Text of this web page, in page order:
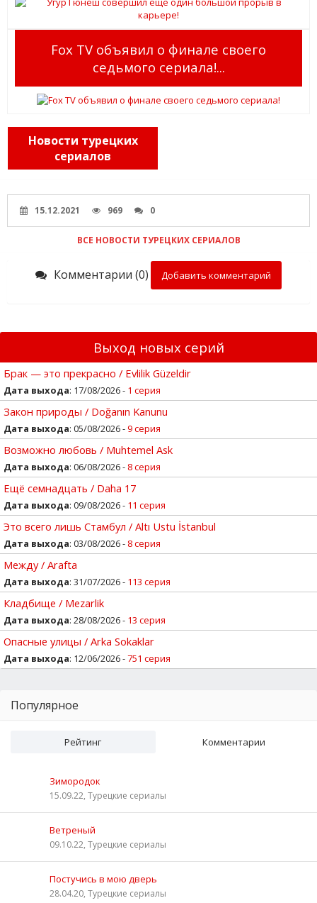
Fox TV объявил о финале своего
седьмого сериала!...
Новости турецких
сериалов
15.12.2021 969 0
ВСЕ НОВОСТИ ТУРЕЦКИХ СЕРИАЛОВ
Комментарии (0) Добавить комментарий
Выход новых серий
Брак — это прекрасно / Evlilik Güzeldir
Дата выхода: 17/08/2026 - 1 серия
Закон природы / Doğanın Kanunu
Дата выхода: 05/08/2026 -9 серия
Возможно любовь / Muhtemel Ask
Дата выхода: 06/08/2026 - 8 серия
Ещё семнадцать / Daha 17
Дата выхода: 09/08/2026 - 11 серия
Это всего лишь Стамбул / Altı Ustu İstanbul
Дата выхода: 03/08/2026 - 8 серия
Между / Arafta
Дата выхода: 31/07/2026 - 113 серия
Кладбище / Mezarlik
Дата выхода: 28/08/2026 - 13 серия
Опасные улицы / Arka Sokaklar
Дата выхода: 12/06/2026 -751 серия
Популярное
Рейтинг Комментарии
Зимородок
15.09.22, Турецкие сериалы
Ветреный
09.10.22, Турецкие сериалы
Постучись в мою дверь
28.04.20, Турецкие сериалы